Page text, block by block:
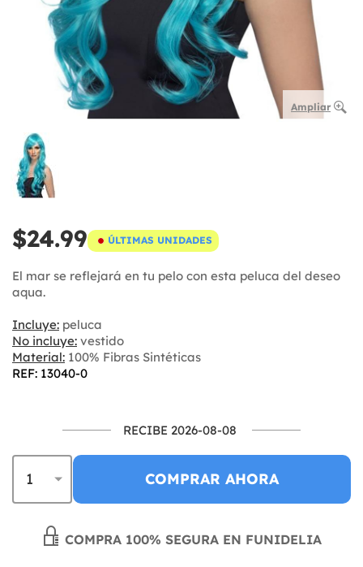
Ampliar
$24.99 ÚLTIMAS UNIDADES
El mar se reflejará en tu pelo con esta peluca del deseo
aqua.
Incluye: peluca
No incluye: vestido
Material: 100% Fibras Sintéticas
REF: 13040-0
RECIBE 2026-08-08
COMPRAR AHORA
COMPRA 100% SEGURA EN FUNIDELIA